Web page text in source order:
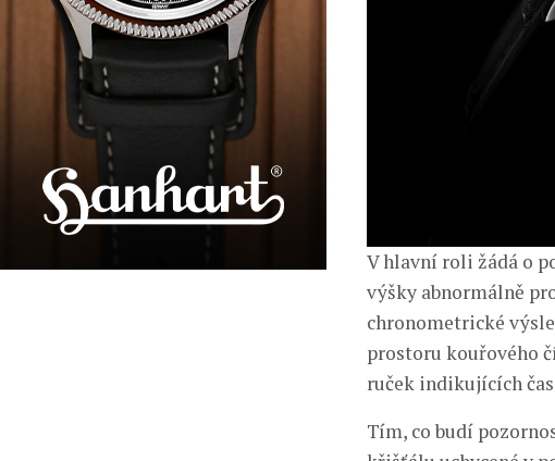
V hlavní roli žádá o
výšky abnormálně
chronometrické
prostoru kouřového
ruček indikujících
Tím, co budí